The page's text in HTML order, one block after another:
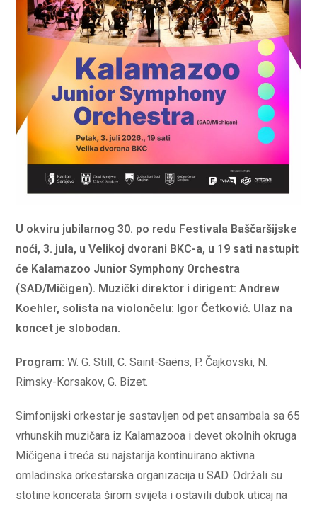
U okviru jubilarnog 30. po redu Festivala Baščaršijske
noći, 3. jula, u Velikoj dvorani BKC-a, u 19 sati nastupit
će Kalamazoo Junior Symphony Orchestra
(SAD/Mičigen). Muzički direktor i dirigent: Andrew
Koehler, solista na violončelu: Igor Ćetković. Ulaz na
koncet je slobodan.
Program: W. G. Still, C. Saint-Saëns, P. Čajkovski, N.
Rimsky-Korsakov, G. Bizet.
Simfonijski orkestar je sastavljen od pet ansambala sa 65
vrhunskih muzičara iz Kalamazooa i devet okolnih okruga
Mičigena i treća su najstarija kontinuirano aktivna
omladinska orkestarska organizacija u SAD. Održali su
stotine koncerata širom svijeta i ostavili dubok uticaj na